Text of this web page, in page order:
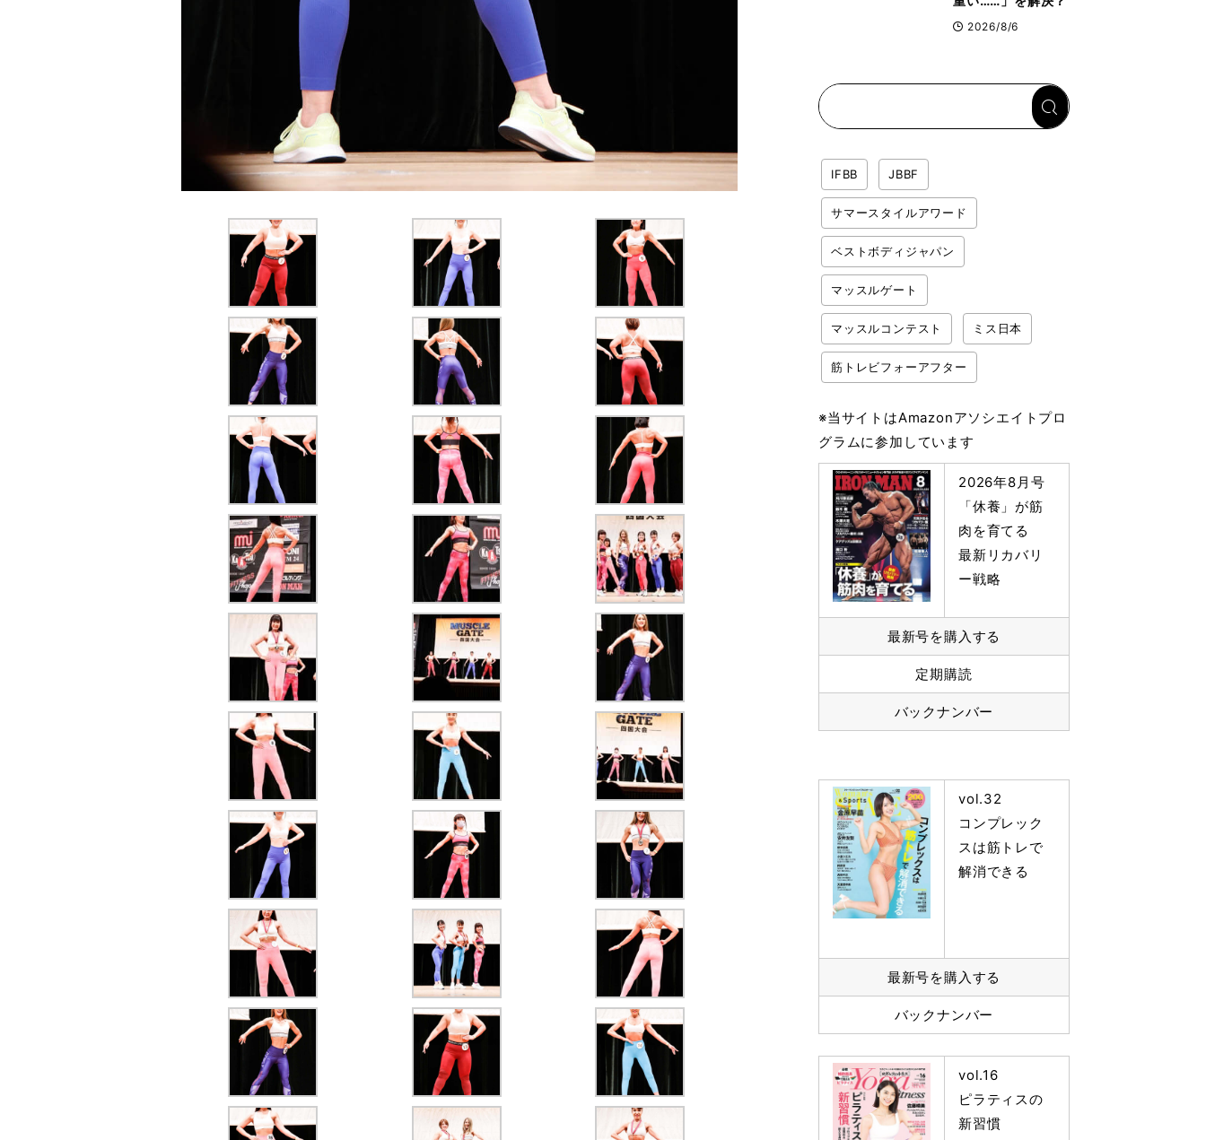
トップボディビルダ
2026/8/6
IFBB JBBF
サマースタイルアワード
ベストボディジャパン
マッスルゲート
マッスルコンテスト ミス日本
筋トレビフォーアフター
※当サイトはAmazonアソシエイトプロ
グラムに参加しています
2026年8月号
「休養」が筋
肉を育てる
最新リカバリ
ー戦略
最新号を購入する
定期購読
バックナンバー
vol.32
コンプレック
スは筋トレで
解消できる
最新号を購入する
バックナンバー
vol.16
ピラティスの
新習慣